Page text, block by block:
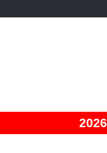
2026